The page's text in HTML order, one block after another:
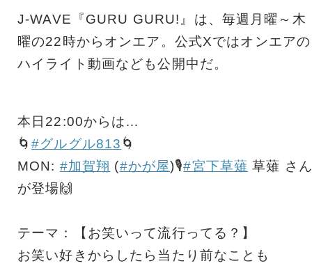
J-WAVE『GURU GURU!』は、毎週月曜～木
曜の22時からオンエア。公式Xではオンエアの
ハイライト動画なども公開中だ。
本日22:00からは…
🌀#グルグル813 🌀
MON: #加賀翔 (#かが屋)🎙️#宮下草薙 草薙 さん
が登場🙌
テーマ：【お笑いって流行ってる？】
お笑い好きからしたら当たり前なことも